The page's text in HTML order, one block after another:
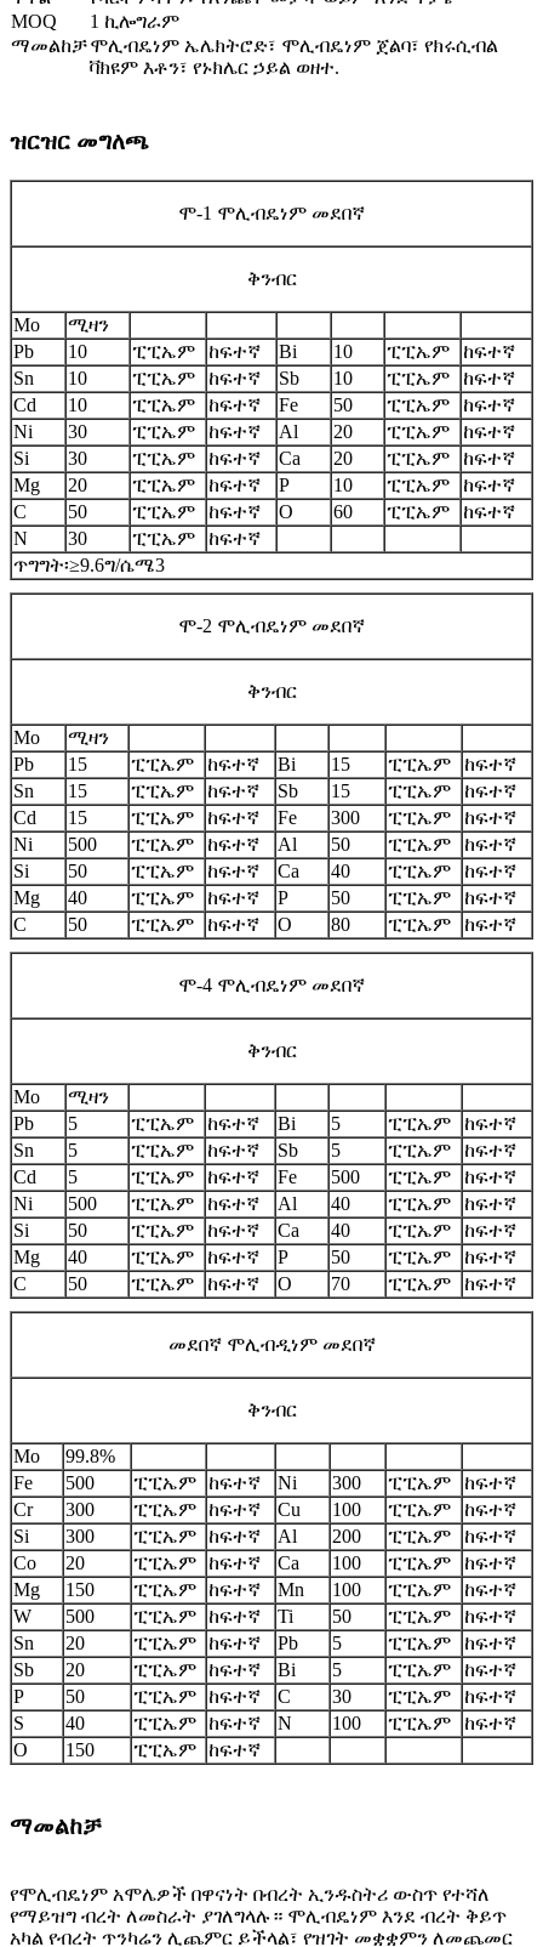
MOQ
1 ኪሎግራም
ማመልከቻሞሊብዴነም ኤሌክትሮድ፣ ሞሊብዴነም ጀልባ፣ የክሩሲብል
ቫክዩም እቶን፣ የኑክሌር ኃይል ወዘተ.
ዝርዝር መግለጫ
ሞ-1 ሞሊብዴነም መደበኛ
ቅንብር
Mo
ሚዛን
Pb
10 ፒፒኤም ከፍተኛ Bi 10 ፒፒኤም
ከፍተኛ
Sn
10 ፒፒኤም ከፍተኛ Sb 10 ፒፒኤም
ከፍተኛ
Cd
10 ፒፒኤም ከፍተኛ Fe 50 ፒፒኤም
ከፍተኛ
Ni
30 ፒፒኤም ከፍተኛ Al 20 ፒፒኤም
ከፍተኛ
Si
30 ፒፒኤም ከፍተኛ Ca 20 ፒፒኤም
ከፍተኛ
Mg
20 ፒፒኤም ከፍተኛ P 10 ፒፒኤም
ከፍተኛ
C
50 ፒፒኤም ከፍተኛ O 60 ፒፒኤም
ከፍተኛ
N
30 ፒፒኤም
ከፍተኛ
ጥግግት፡≥9.6ግ/ሴሜ3
ሞ-2 ሞሊብዴነም መደበኛ
ቅንብር
Mo
ሚዛን
Pb
15 ፒፒኤም ከፍተኛ Bi 15 ፒፒኤም
ከፍተኛ
Sn
15 ፒፒኤም ከፍተኛ Sb 15 ፒፒኤም
ከፍተኛ
Cd
15 ፒፒኤም ከፍተኛ Fe 300 ፒፒኤም
ከፍተኛ
Ni
500 ፒፒኤም ከፍተኛ Al 50 ፒፒኤም
ከፍተኛ
Si
50 ፒፒኤም ከፍተኛ Ca 40 ፒፒኤም
ከፍተኛ
Mg
40 ፒፒኤም ከፍተኛ P 50 ፒፒኤም
ከፍተኛ
C
50 ፒፒኤም ከፍተኛ O 80 ፒፒኤም ከፍተኛ
ሞ-4 ሞሊብዴነም መደበኛ
ቅንብር
Mo
ሚዛን
Pb
5 ፒፒኤም ከፍተኛ Bi 5 ፒፒኤም
ከፍተኛ
Sn
5 ፒፒኤም ከፍተኛ Sb 5 ፒፒኤም
ከፍተኛ
Cd
5 ፒፒኤም ከፍተኛ Fe 500 ፒፒኤም
ከፍተኛ
Ni
500 ፒፒኤም ከፍተኛ Al 40 ፒፒኤም
ከፍተኛ
Si
50 ፒፒኤም ከፍተኛ Ca 40 ፒፒኤም
ከፍተኛ
Mg
40 ፒፒኤም ከፍተኛ P 50 ፒፒኤም
ከፍተኛ
C
50 ፒፒኤም ከፍተኛ O 70 ፒፒኤም ከፍተኛ
መደበኛ ሞሊብዲነም መደበኛ
ቅንብር
Mo
99.8%
Fe
500 ፒፒኤም ከፍተኛ Ni 300 ፒፒኤም
ከፍተኛ
Cr
300 ፒፒኤም ከፍተኛ Cu 100 ፒፒኤም
ከፍተኛ
Si
300 ፒፒኤም ከፍተኛ Al 200 ፒፒኤም
ከፍተኛ
Co
20 ፒፒኤም ከፍተኛ Ca 100 ፒፒኤም
ከፍተኛ
Mg
150 ፒፒኤም ከፍተኛ Mn 100 ፒፒኤም
ከፍተኛ
W
500 ፒፒኤም ከፍተኛ Ti 50 ፒፒኤም
ከፍተኛ
Sn
20 ፒፒኤም ከፍተኛ Pb 5 ፒፒኤም
ከፍተኛ
Sb
20 ፒፒኤም ከፍተኛ Bi 5 ፒፒኤም
ከፍተኛ
P
50 ፒፒኤም ከፍተኛ C 30 ፒፒኤም
ከፍተኛ
S
40 ፒፒኤም ከፍተኛ N 100 ፒፒኤም
ከፍተኛ
O
150 ፒፒኤም ከፍተኛ
ማመልከቻ
የሞሊብዴነም አሞሌዎች በዋናነት በብረት ኢንዱስትሪ ውስጥ የተሻለ
የማይዝግ ብረት ለመስራት ያገለግላሉ። ሞሊብዴነም እንደ ብረት ቅይጥ
አካል የብረት ጥንካሬን ሊጨምር ይችላል፣ የዝገት መቋቋምን ለመጨመር